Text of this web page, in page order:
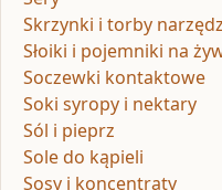
Skrzynki i torby
Słoiki i pojemniki na
Soczewki kontaktowe
Soki syropy i nektary
Sól i pieprz
Sole do kąpieli
Sosy i koncentraty